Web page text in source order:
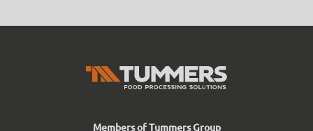
Members of Tummers Group